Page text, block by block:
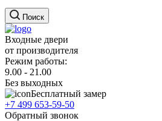
Поиск
Входные двери
от производителя
Режим работы:
9.00 - 21.00
Без выходных
Бесплатный замер
+7 499 653-59-50
Обратный звонок